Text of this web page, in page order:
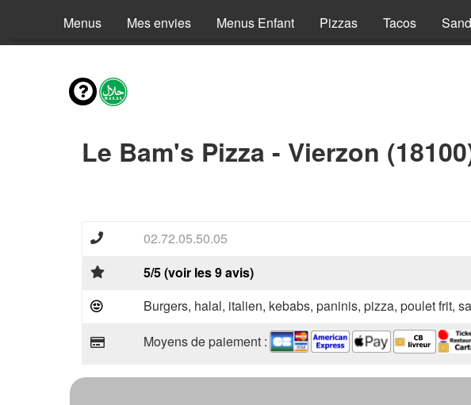
Menus Mes envies Menus Enfant Pizzas Tacos
Le Bam's Pizza - Vierzon
02.72.05.50.05
5/5 (voir les 9 avis)
Burgers, halal, italien, kebabs, paninis, pizza, poulet frit,
Moyens de paiement :